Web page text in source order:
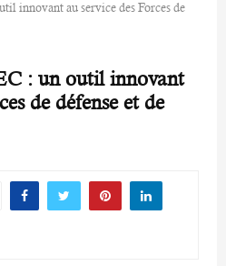
innovant au service des Forces de
: un outil innovant
de défense et de